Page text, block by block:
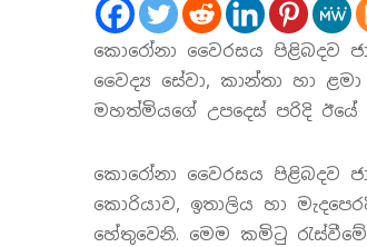
කොරෝනා වෛරසය පිළිබදව
වෛද්‍ය සේවා, කාන්තා හා
මහත්මියගේ උපදෙස් පරිදි ඊයේ
කොරෝනා වෛරසය පිළිබදව
කොරියාව, ඉතාලිය හා
හේතුවෙනි. මෙම කමිටු